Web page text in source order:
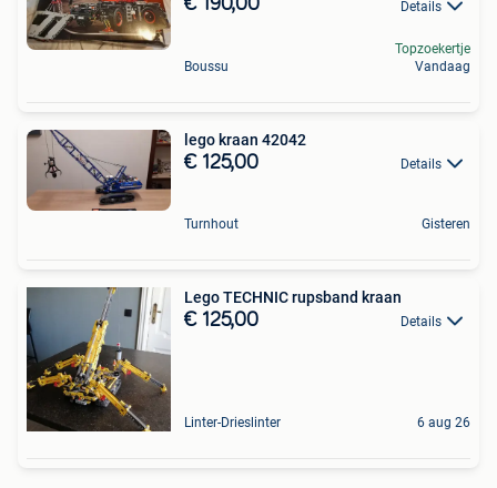
€ 190,00 Details
Boussu
Topzoekertje
Vandaag
lego kraan 42042
€ 125,00 Details
Turnhout Gisteren
Lego TECHNIC rupsband kraan
€ 125,00 Details
Linter-Drieslinter 6 aug 26